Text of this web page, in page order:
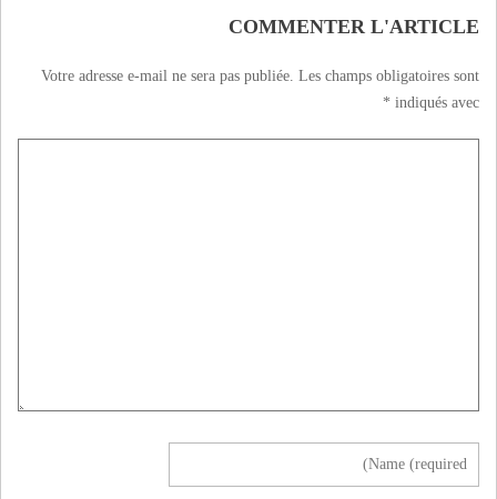
COMMENTER L'ARTICLE
Votre adresse e-mail ne sera pas publiée. Les champs obligatoires sont
indiqués avec
*